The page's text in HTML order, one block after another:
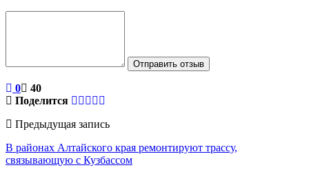
Отправить отзыв
0
40
Поделится
Предыдущая запись
В районах Алтайского края ремонтируют трассу,
связывающую с Кузбассом